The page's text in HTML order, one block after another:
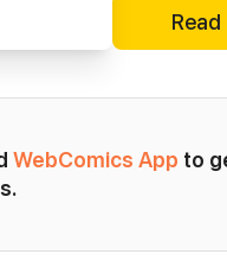
Read
WebComics App to